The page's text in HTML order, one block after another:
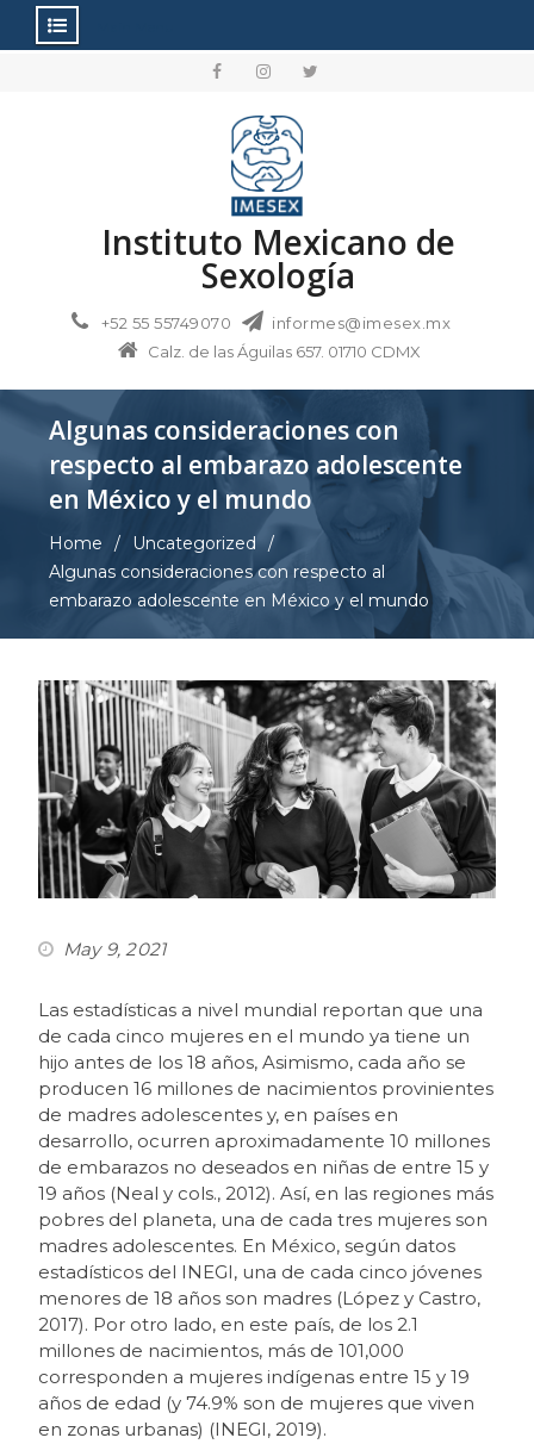
Item Item
Instituto Mexicano de
Sexología
+52 55 55749070
informes@imesex.mx
Calz. de las Águilas 657. 01710 CDMX
Algunas consideraciones con
respecto al embarazo adolescente
en México y el mundo
Home
Uncategorized
Algunas consideraciones con respecto al
embarazo adolescente en México y el mundo
May 9, 2021
Las estadísticas a nivel mundial reportan que una
de cada cinco mujeres en el mundo ya tiene un
hijo antes de los 18 años, Asimismo, cada año se
producen 16 millones de nacimientos provinientes
de madres adolescentes y, en países en
desarrollo, ocurren aproximadamente 10 millones
de embarazos no deseados en niñas de entre 15 y
19 años (Neal y cols., 2012). Así, en las regiones más
pobres del planeta, una de cada tres mujeres son
madres adolescentes. En México, según datos
estadísticos del INEGI, una de cada cinco jóvenes
menores de 18 años son madres (López y Castro,
2017). Por otro lado, en este país, de los 2.1
millones de nacimientos, más de 101,000
corresponden a mujeres indígenas entre 15 y 19
años de edad (y 74.9% son de mujeres que viven
en zonas urbanas) (INEGI, 2019).